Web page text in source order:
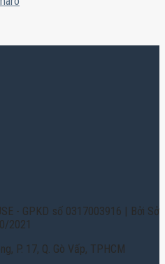
- GPKD số 0317003916 | Bởi Sở
2021
P. 17, Q. Gò Vấp, TPHCM